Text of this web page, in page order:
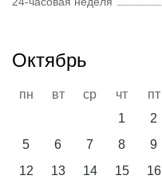
Октябрь
пн вт ср чт пт
1
2
5
6 7 8 9
12
13 14 15 16